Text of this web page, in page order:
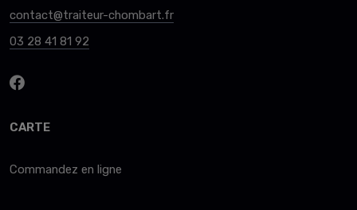
contact@traiteur-chombart.fr
03 28 41 81 92
CARTE
Commandez en ligne